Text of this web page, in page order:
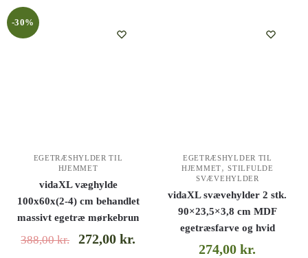
-30%
EGETRÆSHYLDER TIL
HJEMMET
vidaXL væghylde
100x60x(2-4) cm behandlet
massivt egetræ mørkebrun
388,00kr. 272,00kr.
EGETRÆSHYLDER TIL
HJEMMET,STILFULDE
SVÆVEHYLDER
vidaXL svævehylder 2 stk.
90×23,5×3,8 cm MDF
egetræsfarve og hvid
274,00kr.